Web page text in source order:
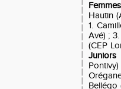
Hautin
1.
Avé) ;
(CEP
Juniors
Bellégo